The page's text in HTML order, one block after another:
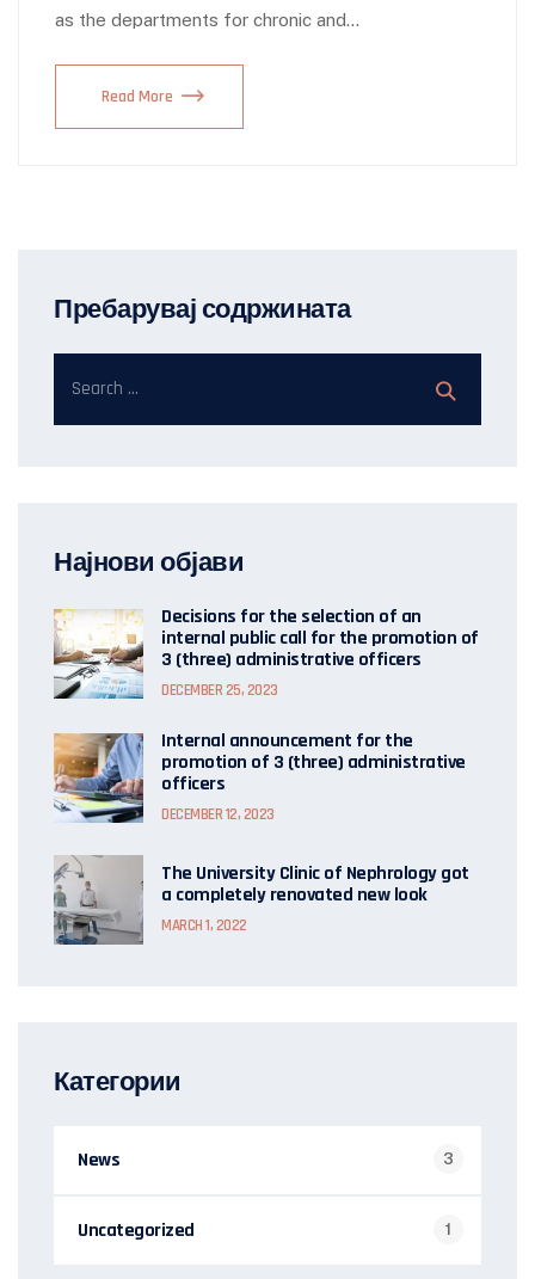
as the departments for chronic and…
Read More
Пребарувај содржината
Најнови објави
Decisions for the selection of an
internal public call for the promotion of
3 (three) administrative officers
DECEMBER 25, 2023
Internal announcement for the
promotion of 3 (three) administrative
officers
DECEMBER 12, 2023
The University Clinic of Nephrology got
a completely renovated new look
MARCH 1, 2022
Категории
News 3
Uncategorized 1